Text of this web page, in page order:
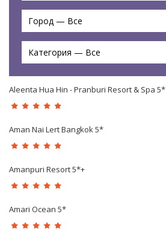
Город — Все
Категория — Все
Aleenta Hua Hin - Pranburi Resort & Spa 5*
Aman Nai Lert Bangkok 5*
Amanpuri Resort 5*+
Amari Ocean 5*